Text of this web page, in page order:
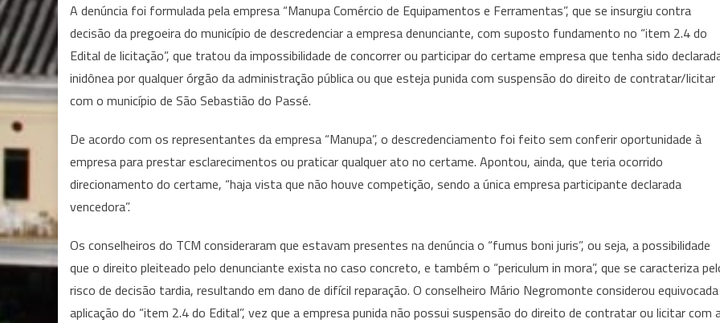
A denúncia foi formulada pela empresa “Manupa Comércio de Equipamentos e Ferramentas”, que se insurgiu contra
decisão da pregoeira do município de descredenciar a empresa denunciante, com suposto fundamento no “item 2.4 do
Edital de licitação”, que tratou da impossibilidade de concorrer ou participar do certame empresa que tenha sido
inidônea por qualquer órgão da administração pública ou que esteja punida com suspensão do direito de contratar/licitar
com o município de São Sebastião do Passé.
De acordo com os representantes da empresa “Manupa”, o descredenciamento foi feito sem conferir oportunidade à
empresa para prestar esclarecimentos ou praticar qualquer ato no certame. Apontou, ainda, que teria ocorrido
direcionamento do certame, “haja vista que não houve competição, sendo a única empresa participante declarada
vencedora”.
Os conselheiros do TCM consideraram que estavam presentes na denúncia o “fumus boni juris”, ou seja, a possibilidade
que o direito pleiteado pelo denunciante exista no caso concreto, e também o “periculum in mora”, que se caracteriza
risco de decisão tardia, resultando em dano de difícil reparação. O conselheiro Mário Negromonte considerou
aplicação do “item 2.4 do Edital”, vez que a empresa punida não possui suspensão do direito de contratar ou licitar com